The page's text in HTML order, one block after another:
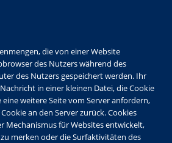
die von einer Website
des Nutzers während des
des Nutzers gespeichert werden. Ihr
in einer kleinen Datei, die Cookie
weitere Seite vom Server anfordern,
an den Server zurück. Cookies
Mechanismus für Websites entwickelt,
merken oder die Surfaktivitäten des